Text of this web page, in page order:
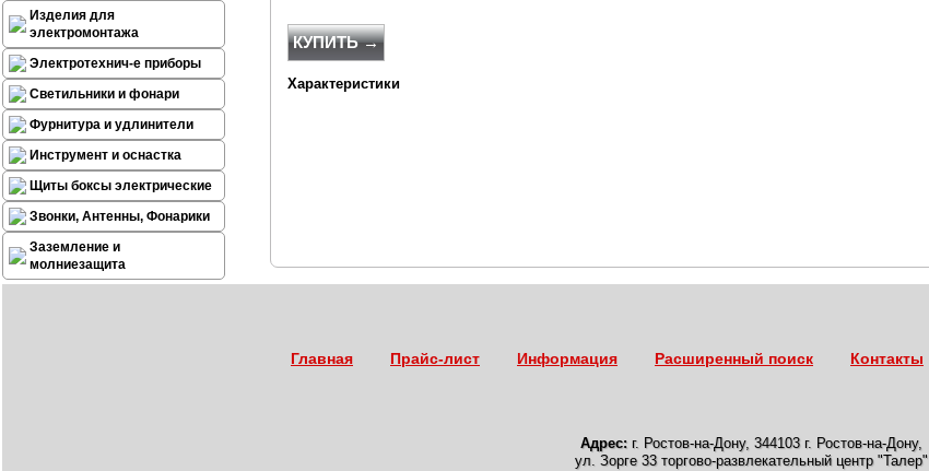
Изделия для
электромонтажа
Электротехнич-е приборы
Светильники и фонари
Фурнитура и удлинители
Инструмент и оснастка
Щиты боксы электрические
Звонки, Антенны, Фонарики
Заземление и
молниезащита
КУПИТЬ →
Характеристики
Главная Прайс-лист Информация Расширенный поиск Контакты
Адрес: г. Ростов-на-Дону, 344103 г. Ростов-на-Дону,
ул. Зорге 33 торгово-развлекательный центр "Талер"